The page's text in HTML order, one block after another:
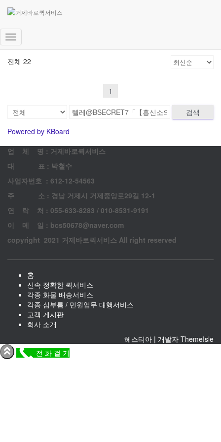
내
게
고객 게시판
문의 남겨주시면 최대한 빨리 답변드리겠습니다.
전체 22
1
검색
Powered by KBoard
업 체 명 : 거제바로퀵서비스
대 표 : 박철수
사업자번호 : 612-12-54563
주 소 : 경남 거제시 거제중앙로29길 12-1
연 락 처 : 055-633-8283 / 010-8531-9191
이 메 일 : bcs50678@naver.com
copyright 2021 거제바로퀵서비스 All right reserved
홈
신속 정확한 퀵서비스
각종 화물 배송서비스
각종 심부름 / 민원업무 대행서비스
고객 게시판
회사 소개
헤스티아 | 개발자 ThemeIsle
전 화 걸 기